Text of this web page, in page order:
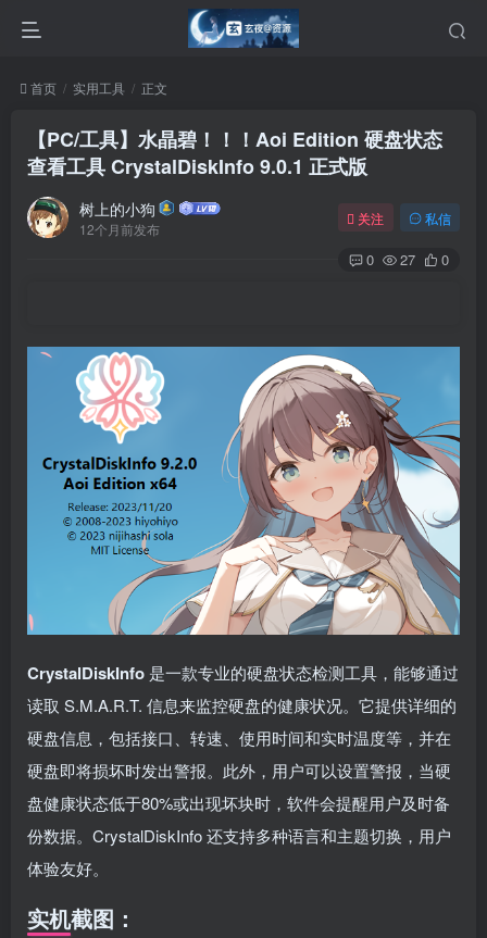
首页 实用工具 正文
【PC/工具】水晶碧！！！Aoi Edition 硬盘状态
查看工具 CrystalDiskInfo 9.0.1 正式版
树上的小狗
12个月前发布
关注 私信
0 27 0
CrystalDiskInfo 是一款专业的硬盘状态检测工具，能够通过
读取 S.M.A.R.T. 信息来监控硬盘的健康状况。它提供详细的
硬盘信息，包括接口、转速、使用时间和实时温度等，并在
硬盘即将损坏时发出警报。此外，用户可以设置警报，当硬
盘健康状态低于80%或出现坏块时，软件会提醒用户及时备
份数据。CrystalDiskInfo 还支持多种语言和主题切换，用户
体验友好。
实机截图：